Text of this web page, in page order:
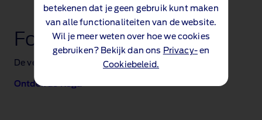
betekenen dat je geen gebruik kunt maken
van alle functionaliteiten van de website.
Wil je meer weten over hoe we cookies
gebruiken? Bekijk dan ons Privacy-en
Cookiebeleid.
Ford Kuga
De veelzijdige gezinsauto met veel ruimte
Ontdek de Kuga